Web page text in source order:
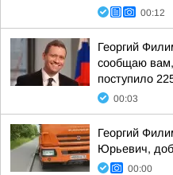
00:12
Георгий
сообщаю вам,
поступило
00:03
Георгий
Юрьевич,
00:00